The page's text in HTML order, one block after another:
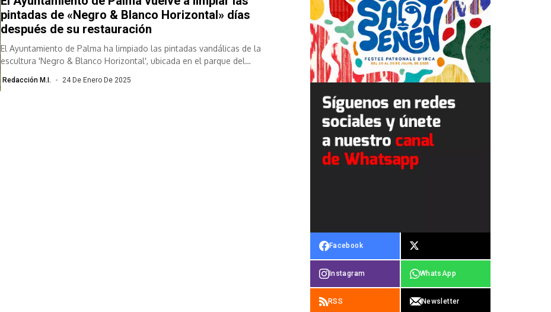
pintadas de «Negro & Blanco Horizontal» días
después de su restauración
El Ayuntamiento de Palma ha limpiado las pintadas vandálicas de la
escultura 'Negro & Blanco Horizontal', ubicada en el parque del
Redacción M.I. 24 De Enero De 2025
Facebook
Instagram WhatsApp
RSS Newsletter